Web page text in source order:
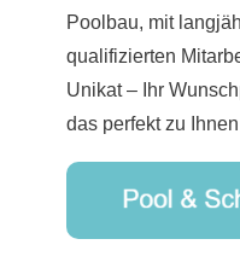
Poolbau, mit
qualifizierten
Unikat – Ihr
das perfekt zu